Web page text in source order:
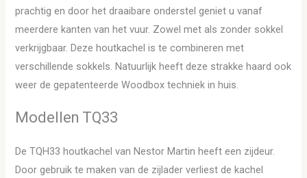
prachtig en door het draaibare onderstel geniet u vanaf
meerdere kanten van het vuur. Zowel met als zonder sokkel
verkrijgbaar. Deze houtkachel is te combineren met
verschillende sokkels. Natuurlijk heeft deze strakke haard ook
weer de gepatenteerde Woodbox techniek in huis.
Modellen TQ33
De TQH33 houtkachel van Nestor Martin heeft een zijdeur.
Door gebruik te maken van de zijlader verliest de kachel